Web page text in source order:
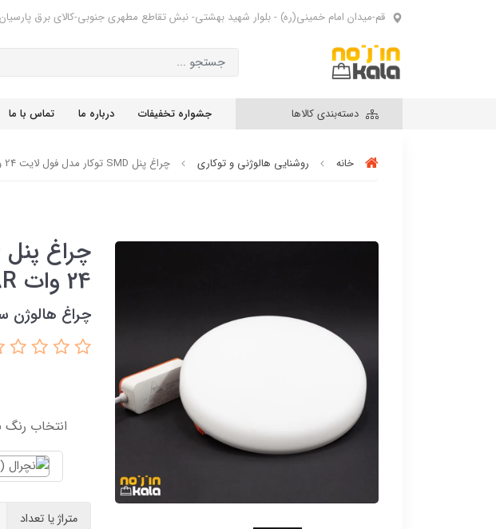
قم-میدان امام خمینی(ره) - بلوار شهید بهشتی- نبش تقاطع مطهری جنوبی-کالای برق پارسیان
دسته‌بندی کالاها جشواره تخفیفات درباره ما تماس با ما
خانه روشنایی هالوژنی و توکاری چراغ پنل SMD توکار مدل فول لایت 24 وات APL-PB-2508R
24 وات APL-PB-2508R
چراغ هالوژن
انتخاب رنگ
متراژ یا تعداد